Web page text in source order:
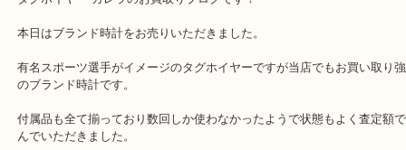
タグホイヤー カレラのお買取りブログです！
本日はブランド時計をお売りいただきました。